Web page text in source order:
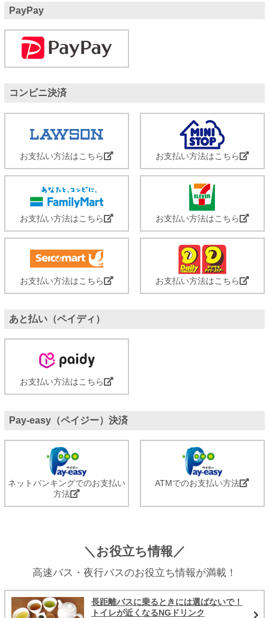
PayPay
コンビニ決済
お支払い方法はこちら お支払い方法はこちら
お支払い方法はこちら お支払い方法はこちら
お支払い方法はこちら お支払い方法はこちら
あと払い（ペイディ）
お支払い方法はこちら
Pay-easy（ペイジー）決済
ネットバンキングでのお支払い
方法
ATMでのお支払い方法
＼お役立ち情報／
高速バス・夜行バスのお役立ち情報が満載！
長距離バスに乗るときには選ばないで！
トイレが近くなるNGドリンク